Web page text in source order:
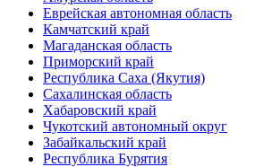
Еврейская автономная область
Камчатский край
Магаданская область
Приморский край
Республика Саха (Якутия)
Сахалинская область
Хабаровский край
Чукотский автономный округ
Забайкальский край
Республика Бурятия